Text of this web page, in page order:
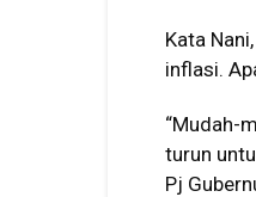
Kata
inflasi.
“Mudah-
turun
Pj